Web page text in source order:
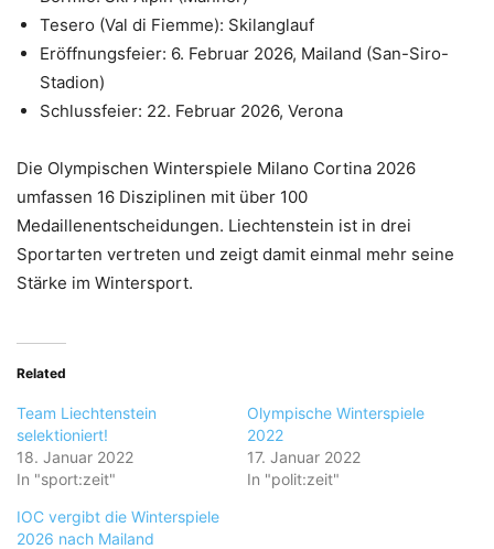
Tesero (Val di Fiemme): Skilanglauf
Eröffnungsfeier: 6. Februar 2026, Mailand (San-Siro-
Stadion)
Schlussfeier: 22. Februar 2026, Verona
Die Olympischen Winterspiele Milano Cortina 2026
umfassen 16 Disziplinen mit über 100
Medaillenentscheidungen. Liechtenstein ist in drei
Sportarten vertreten und zeigt damit einmal mehr seine
Stärke im Wintersport.
Related
Team Liechtenstein
selektioniert!
18. Januar 2022
In "sport:zeit"
Olympische Winterspiele
2022
17. Januar 2022
In "polit:zeit"
IOC vergibt die Winterspiele
2026 nach Mailand